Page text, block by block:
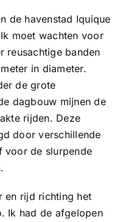
de havenstad Iquique
moet wachten voor
reusachtige banden
in diameter.
de grote
dagbouw mijnen de
rijden. Deze
door verschillende
voor de slurpende
en rijd richting het
Ik had de afgelopen